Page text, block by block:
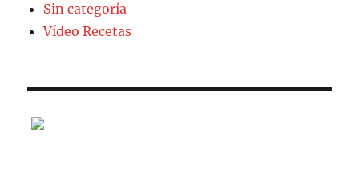
Sin categoría
Vídeo Recetas